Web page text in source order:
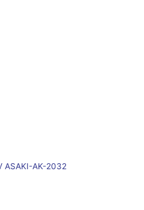
ASAKI-AK-2032